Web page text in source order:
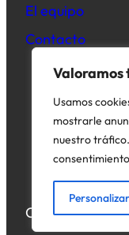
Usamos
mostrarle
nuestro
Personalizar
El equipo
Contacto
Copyright ©